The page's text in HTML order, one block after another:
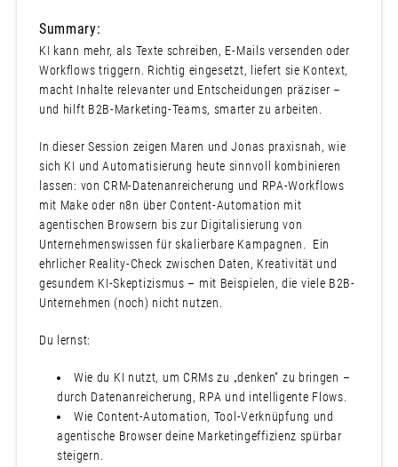
Summary:
KI kann mehr, als Texte schreiben, E-Mails versenden oder
Workflows triggern. Richtig eingesetzt, liefert sie Kontext,
macht Inhalte relevanter und Entscheidungen präziser –
und hilft B2B-Marketing-Teams, smarter zu arbeiten.
In dieser Session zeigen Maren und Jonas praxisnah, wie
sich KI und Automatisierung heute sinnvoll kombinieren
lassen: von CRM-Datenanreicherung und RPA-Workflows
mit Make oder n8n über Content-Automation mit
agentischen Browsern bis zur Digitalisierung von
Unternehmenswissen für skalierbare Kampagnen. Ein
ehrlicher Reality-Check zwischen Daten, Kreativität und
gesundem KI-Skeptizismus – mit Beispielen, die viele B2B-
Unternehmen (noch) nicht nutzen.
Du lernst:
Wie du KI nutzt, um CRMs zu „denken“ zu bringen –
durch Datenanreicherung, RPA und intelligente Flows.
Wie Content-Automation, Tool-Verknüpfung und
agentische Browser deine Marketingeffizienz spürbar
steigern.